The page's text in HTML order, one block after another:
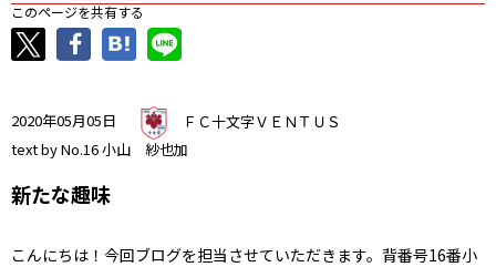
このページを共有する
2020年05月05日
ＦＣ十文字ＶＥＮＴＵＳ
text by No.16 小山 紗也加
新たな趣味
こんにちは！今回ブログを担当させていただきます。背番号16番小